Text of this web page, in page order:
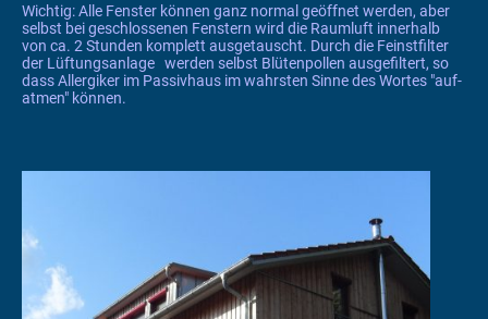
Wichtig: Alle Fenster können ganz normal geöffnet werden, aber
selbst bei geschlossenen Fenstern wird die Raumluft innerhalb
von ca. 2 Stunden komplett ausgetauscht. Durch die Feinstfilter
der Lüftungsanlage werden selbst Blütenpollen ausgefiltert, so
dass Allergiker im Passivhaus im wahrsten Sinne des Wortes "auf-
atmen" können.